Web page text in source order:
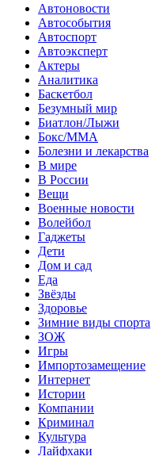
Автоновости
Автособытия
Автоспорт
Автоэксперт
Актеры
Аналитика
Баскетбол
Безумный мир
Биатлон/Лыжи
Бокс/MMA
Болезни и лекарства
В мире
В России
Вещи
Военные новости
Волейбол
Гаджеты
Дети
Дом и сад
Еда
Звёзды
Здоровье
Зимние виды спорта
ЗОЖ
Игры
Импортозамещение
Интернет
Истории
Компании
Криминал
Культура
Лайфхаки